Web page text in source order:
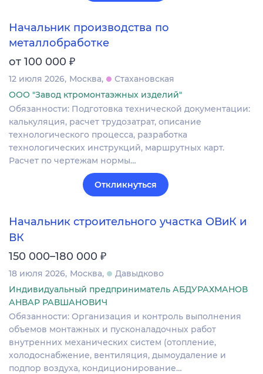
Начальник производства по
металлобработке
от 100 000 ₽
12 июля 2026 Москва
Стахановская
ООО "Завод ктромонтаэжных изделий"
Обязанности: Подготовка технической документации:
калькуляция, расчет трудозатрат, описание
технологического процесса, разработка
технологических инструкций, маршрутных карт.
Расчет по чертежам нормы…
Откликнуться
Начальник строительного участка ОВиК и
ВК
150 000–180 000 ₽
18 июля 2026 Москва
Давыдково
Индивидуальный предприниматель АБДУРАХМАНОВ
АНВАР РАВШАНОВИЧ
Обязанности: Организация и контроль выполнения
объемов монтажных и пусконаладочных работ
внутренних механических систем (отопление,
холодоснабжение, вентиляция, дымоудаление и
подпор воздуха, кондиционирование…